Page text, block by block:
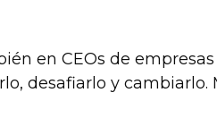
en CEOs de
desafiarlo y